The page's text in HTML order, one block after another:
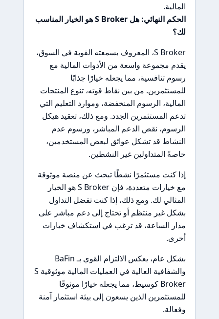
المالية.
الحكم النهائي: هل S Broker هو الخيار المناسب
لك؟
S Broker، المعروف بسمعته القوية في السوق،
يقدم مجموعة واسعة من الأدوات المالية مع
رسوم تنافسية، مما يجعله خيارًا جذابًا
للمستثمرين. من بين نقاط قوته، تنوع المنتجات
المالية، الرسوم المنخفضة، وموارد التعليم التي
تدعم المستثمرين الجدد. ومع ذلك، تعقيد هيكل
الرسوم، نقص الدعم المباشر، ورسوم عدم
النشاط قد تشكل عوائق لبعض المستخدمين،
خاصةً المتداولين غير النشطين.
إذا كنت مستثمرًا نشطًا تبحث عن منصة موثوقة
مع خيارات متعددة، فإن S Broker هو الخيار
المثالي لك. ومع ذلك، إذا كنت تفضل التداول
بشكل غير منتظم أو تحتاج إلى دعم مباشر على
مدار الساعة، قد ترغب في استكشاف خيارات
أخرى.
بشكل عام، يعكس الالتزام القوي بـ BaFin
والشفافية العالية في العمليات المالية موثوقية S
Broker كوسيط، مما يجعله خيارًا موثوقًا
للمستثمرين الذين يسعون إلى بيئة استثمار آمنة
وفعالة.